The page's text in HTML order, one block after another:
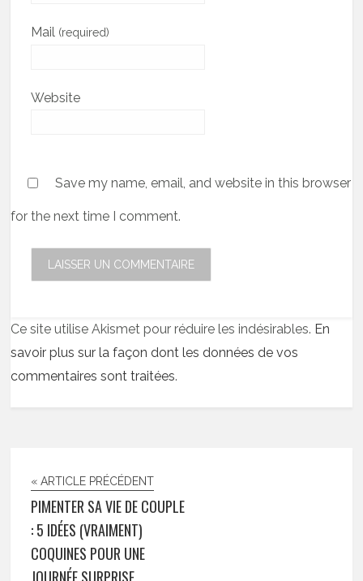
Mail (required)
Website
Save my name, email, and website in this browser
for the next time I comment.
Ce site utilise Akismet pour réduire les indésirables. En
savoir plus sur la façon dont les données de vos
commentaires sont traitées.
« ARTICLE PRÉCÉDENT
PIMENTER SA VIE DE COUPLE
: 5 IDÉES (VRAIMENT)
COQUINES POUR UNE